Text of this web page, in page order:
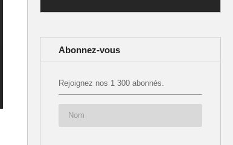
Abonnez-vous
Rejoignez nos 1 300 abonnés.